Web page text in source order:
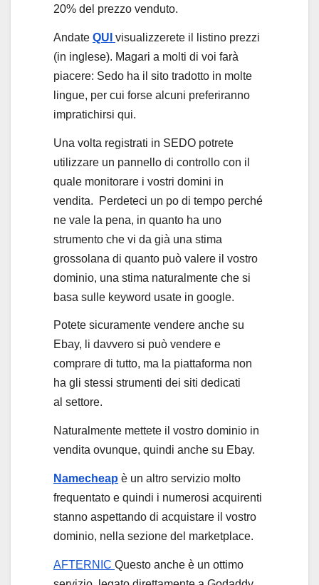
20% del prezzo venduto.
Andate QUI visualizzerete il listino prezzi
(in inglese). Magari a molti di voi farà
piacere: Sedo ha il sito tradotto in molte
lingue, per cui forse alcuni preferiranno
impratichirsi qui.
Una volta registrati in SEDO potrete
utilizzare un pannello di controllo con il
quale monitorare i vostri domini in
vendita. Perdeteci un po di tempo perché
ne vale la pena, in quanto ha uno
strumento che vi da già una stima
grossolana di quanto può valere il vostro
dominio, una stima naturalmente che si
basa sulle keyword usate in google.
Potete sicuramente vendere anche su
Ebay, li davvero si può vendere e
comprare di tutto, ma la piattaforma non
ha gli stessi strumenti dei siti dedicati
al settore.
Naturalmente mettete il vostro dominio in
vendita ovunque, quindi anche su Ebay.
Namecheap è un altro servizio molto
frequentato e quindi i numerosi acquirenti
stanno aspettando di acquistare il vostro
dominio, nella sezione del marketplace.
AFTERNIC Questo anche è un ottimo